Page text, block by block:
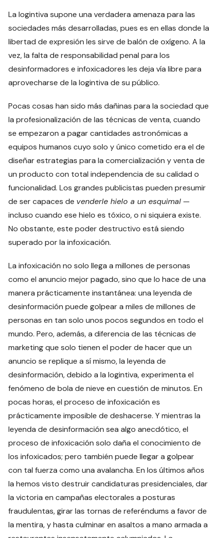
La logintiva supone una verdadera amenaza para las
sociedades más desarrolladas, pues es en ellas donde la
libertad de expresión les sirve de balón de oxígeno. A la
vez, la falta de responsabilidad penal para los
desinformadores e infoxicadores les deja vía libre para
aprovecharse de la logintiva de su público.
Pocas cosas han sido más dañinas para la sociedad que
la profesionalización de las técnicas de venta, cuando
se empezaron a pagar cantidades astronómicas a
equipos humanos cuyo solo y único cometido era el de
diseñar estrategias para la comercialización y venta de
un producto con total independencia de su calidad o
funcionalidad. Los grandes publicistas pueden presumir
de ser capaces de venderle hielo a un esquimal —
incluso cuando ese hielo es tóxico, o ni siquiera existe.
No obstante, este poder destructivo está siendo
superado por la infoxicación.
La infoxicación no solo llega a millones de personas
como el anuncio mejor pagado, sino que lo hace de una
manera prácticamente instantánea: una leyenda de
desinformación puede golpear a miles de millones de
personas en tan solo unos pocos segundos en todo el
mundo. Pero, además, a diferencia de las técnicas de
marketing que solo tienen el poder de hacer que un
anuncio se replique a sí mismo, la leyenda de
desinformación, debido a la logintiva, experimenta el
fenómeno de bola de nieve en cuestión de minutos. En
pocas horas, el proceso de infoxicación es
prácticamente imposible de deshacerse. Y mientras la
leyenda de desinformación sea algo anecdótico, el
proceso de infoxicación solo daña el conocimiento de
los infoxicados; pero también puede llegar a golpear
con tal fuerza como una avalancha. En los últimos años
la hemos visto destruir candidaturas presidenciales, dar
la victoria en campañas electorales a posturas
fraudulentas, girar las tornas de referéndums a favor de
la mentira, y hasta culminar en asaltos a mano armada a